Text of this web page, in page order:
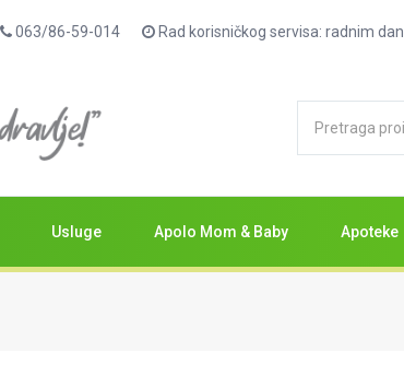
063/86-59-014 Rad korisničkog servisa: radnim
Usluge Apolo Mom & Baby Apoteke